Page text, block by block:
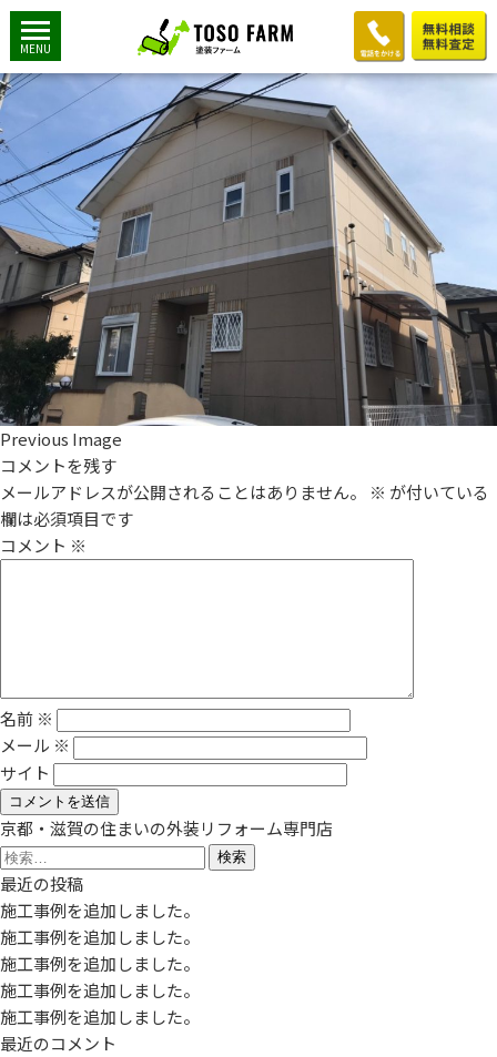
MENU
施工前1
2019年7月1日
1200 × 900 K様邸：外壁屋根塗装工事①
Previous Image
コメントを残す
メールアドレスが公開されることはありません。
※ が付いている
欄は必須項目です
コメント ※
名前 ※
メール ※
サイト
京都・滋賀の住まいの外装リフォーム専門店
検
索:
最近の投稿
施工事例を追加しました。
施工事例を追加しました。
施工事例を追加しました。
施工事例を追加しました。
施工事例を追加しました。
最近のコメント